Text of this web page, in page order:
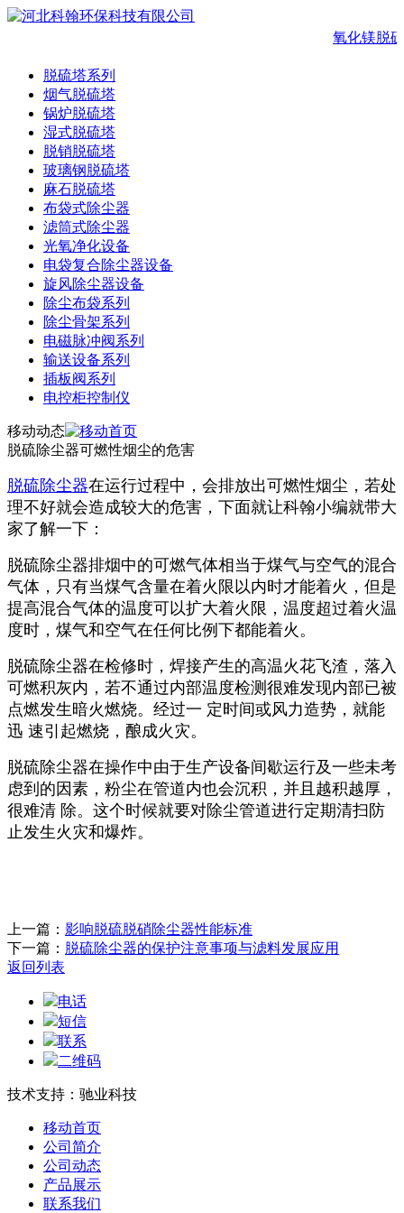
氧化镁脱
脱硫塔系列
烟气脱硫塔
锅炉脱硫塔
湿式脱硫塔
脱销脱硫塔
玻璃钢脱硫塔
麻石脱硫塔
布袋式除尘器
滤筒式除尘器
光氧净化设备
电袋复合除尘器设备
旋风除尘器设备
除尘布袋系列
除尘骨架系列
电磁脉冲阀系列
输送设备系列
插板阀系列
电控柜控制仪
移动动态
脱硫除尘器可燃性烟尘的危害
脱硫除尘器在运行过程中，会排放出可燃性烟尘，若处
理不好就会造成较大的危害，下面就让科翰小编就带大
家了解一下：
脱硫除尘器排烟中的可燃气体相当于煤气与空气的混合
气体，只有当煤气含量在着火限以内时才能着火，但是
提高混合气体的温度可以扩大着火限，温度超过着火温
度时，煤气和空气在任何比例下都能着火。
脱硫除尘器在检修时，焊接产生的高温火花飞渣，落入
可燃积灰内，若不通过内部温度检测很难发现内部已被
点燃发生暗火燃烧。经过一 定时间或风力造势，就能
迅 速引起燃烧，酿成火灾。
脱硫除尘器在操作中由于生产设备间歇运行及一些未考
虑到的因素，粉尘在管道内也会沉积，并且越积越厚，
很难清 除。这个时候就要对除尘管道进行定期清扫防
止发生火灾和爆炸。
上一篇： 影响脱硫脱硝除尘器性能标准
下一篇： 脱硫除尘器的保护注意事项与滤料发展应用
返回列表
电话
短信
联系
二维码
技术支持：驰业科技
移动首页
公司简介
公司动态
产品展示
联系我们